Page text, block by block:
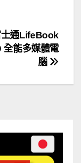
通LifeBook
全能多媒體電
腦